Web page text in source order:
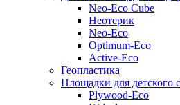
Neo-Eco Cube
Неотерик
Neo-Eco
Оptimum-Еco
Active-Eco
Геопластика
Площадки для детского
Plywood-Eco